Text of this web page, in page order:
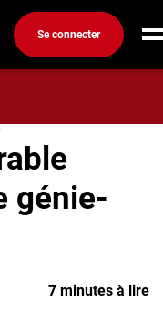
Se connecter
- La
conseil GBI
génie-
7 minutes à lire